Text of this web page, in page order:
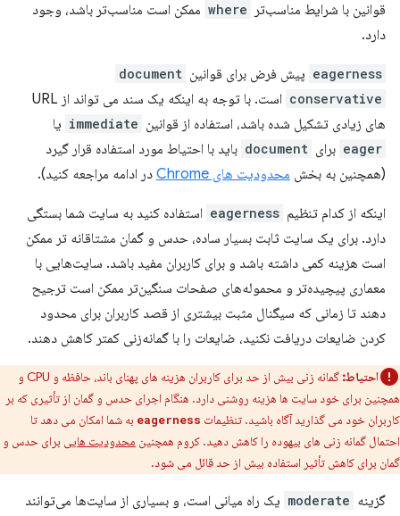
قوانین با شرایط مناسب‌تر where ممکن است مناسب‌تر باشد، وجود
دارد.
eagerness پیش فرض برای قوانین document
conservative
است. با توجه به اینکه یک سند می تواند از URL
های زیادی تشکیل شده باشد، استفاده از قوانین immediate یا
eager برای document باید با احتیاط مورد استفاده قرار گیرد
(همچنین به بخش محدودیت های Chrome در ادامه مراجعه کنید).
اینکه از کدام تنظیم eagerness استفاده کنید به سایت شما بستگی
دارد. برای یک سایت ثابت بسیار ساده، حدس و گمان مشتاقانه تر ممکن
است هزینه کمی داشته باشد و برای کاربران مفید باشد. سایت‌هایی با
معماری پیچیده‌تر و محموله‌های صفحات سنگین‌تر ممکن است ترجیح
دهند تا زمانی که سیگنال مثبت بیشتری از قصد کاربران برای محدود
کردن ضایعات دریافت نکنید، ضایعات را با گمانه‌زنی کمتر کاهش دهند.
احتیاط:
گمانه زنی بیش از حد برای کاربران هزینه های پهنای باند، حافظه و CPU و
همچنین برای خود سایت ها هزینه روشنی دارد. هنگام اجرای حدس و گمان از تأثیری که بر
کاربران خود می گذارید آگاه باشید. تنظیمات eagerness به شما امکان می دهد تا
احتمال گمانه زنی های بیهوده را کاهش دهید. کروم همچنین محدودیت هایی برای حدس و
گمان برای کاهش تأثیر استفاده بیش از حد قائل می شود.
گزینه moderate ​​یک راه میانی است، و بسیاری از سایت‌ها می‌توانند